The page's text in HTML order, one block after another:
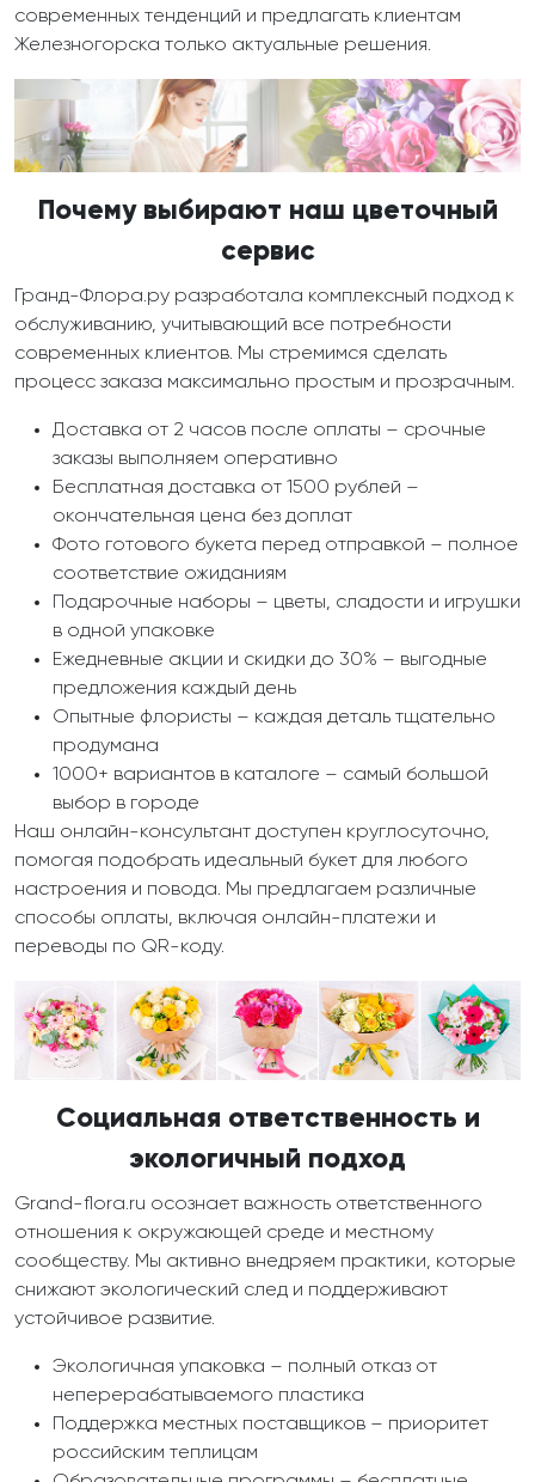
современных тенденций и предлагать клиентам
Железногорска только актуальные решения.
Почему выбирают наш цветочный
сервис
Гранд-Флора.ру разработала комплексный подход к
обслуживанию, учитывающий все потребности
современных клиентов. Мы стремимся сделать
процесс заказа максимально простым и прозрачным.
Доставка от 2 часов после оплаты – срочные
заказы выполняем оперативно
Бесплатная доставка от 1500 рублей –
окончательная цена без доплат
Фото готового букета перед отправкой – полное
соответствие ожиданиям
Подарочные наборы – цветы, сладости и игрушки
в одной упаковке
Ежедневные акции и скидки до 30% – выгодные
предложения каждый день
Опытные флористы – каждая деталь тщательно
продумана
1000+ вариантов в каталоге – самый большой
выбор в городе
Наш онлайн-консультант доступен круглосуточно,
помогая подобрать идеальный букет для любого
настроения и повода. Мы предлагаем различные
способы оплаты, включая онлайн-платежи и
переводы по QR-коду.
Социальная ответственность и
экологичный подход
Grand-flora.ru осознает важность ответственного
отношения к окружающей среде и местному
сообществу. Мы активно внедряем практики, которые
снижают экологический след и поддерживают
устойчивое развитие.
Экологичная упаковка – полный отказ от
неперерабатываемого пластика
Поддержка местных поставщиков – приоритет
российским теплицам